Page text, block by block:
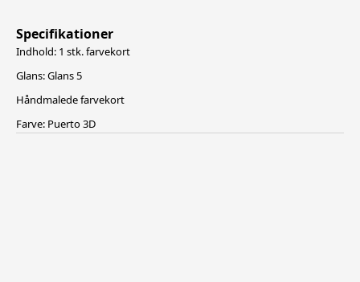
Specifikationer
Indhold: 1 stk. farvekort
Glans: Glans 5
Håndmalede farvekort
Farve: Puerto 3D